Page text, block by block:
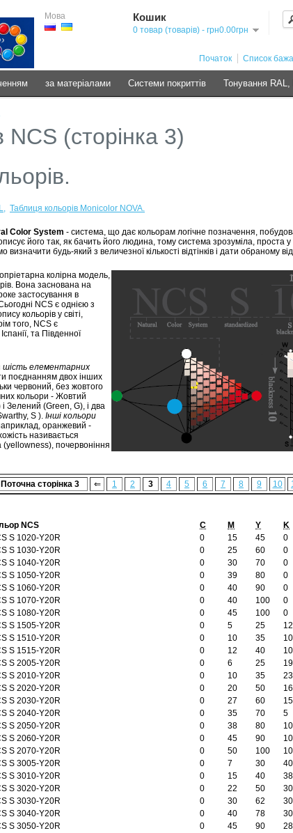
Мова Кошик
0 товар (товарів) - грн0.00грн
Початок
Список
за матеріалами Системи покриттів Тонування
(сторінка 3)
Таблиця кольорів Monicolor NOVA.
Color System - система, що дає кольорам логічне позначення,
його так, як бачить його людина, тому система зрозуміла, проста у
будь-який з величезної кількості відтінків і дати обраному
колірна модель,
Вона заснована на
застосування в
NCS є однією з
кольорів у світі,
того, NCS є
та Південної
шість елементарних
поєднанням двох інших
червоний, без жовтого
кольори - Жовтий
Зелений (Green, G), і два
S ). Інші кольори
оранжевий -
називається
почервоніння
Поточна сторінка 3 ⇐ 1 2 3 4 5 6 7 8 9 10
NCS C M Y K
S 1020-Y20R
0 15 45 0
S 1030-Y20R
0 25 60 0
S 1040-Y20R
0 30 70 0
S 1050-Y20R
0 39 80 0
S 1060-Y20R
0 40 90 0
S 1070-Y20R
0 40 100 0
S 1080-Y20R
0 45 100 0
S 1505-Y20R
0 5 25 12
S 1510-Y20R
0 10 35 10
S 1515-Y20R
0 12 40 10
S 2005-Y20R
0 6 25 19
S 2010-Y20R
0 10 35 23
S 2020-Y20R
0 20 50 16
S 2030-Y20R
0 27 60 15
S 2040-Y20R
0 35 70 5
S 2050-Y20R
0 38 80 10
S 2060-Y20R
0 45 90 10
S 2070-Y20R
0 50 100 10
S 3005-Y20R
0 7 30 40
S 3010-Y20R
0 15 40 38
S 3020-Y20R
0 22 50 30
S 3030-Y20R
0 30 62 30
S 3040-Y20R
0 40 78 30
S 3050-Y20R
0 45 90 28